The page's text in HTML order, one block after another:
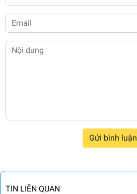
TIN LIÊN QUAN
Gửi bình luận